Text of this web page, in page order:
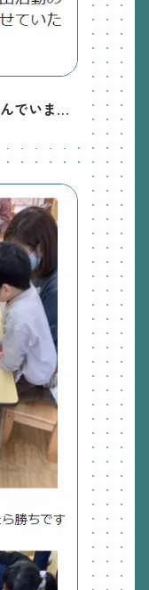
つき いろんな遊びを楽しんでいます！